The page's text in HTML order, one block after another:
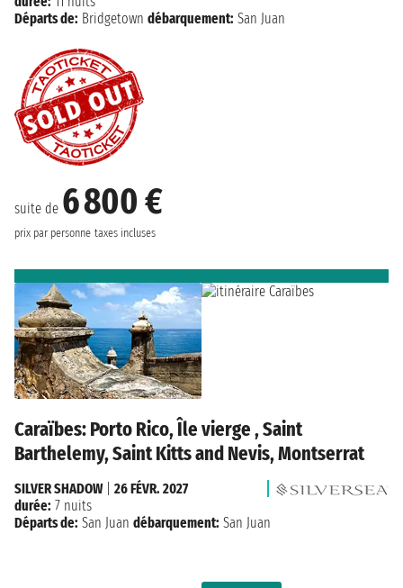
suite de 6 800 €
prix par personne taxes incluses
Départs de: Bridgetown débarquement: San Juan
Caraïbes: Porto Rico, Île vierge , Saint
Barthelemy, Saint Kitts and Nevis, Montserrat
SILVER SHADOW| 26 FÉVR. 2027
durée: 7 nuits
Départs de: San Juan débarquement: San Juan